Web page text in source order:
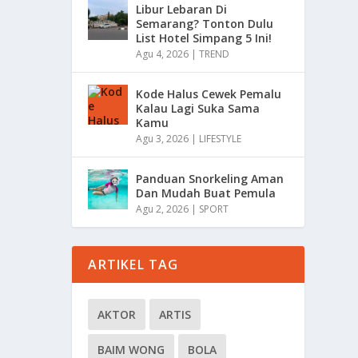
Libur Lebaran Di
Semarang? Tonton Dulu
List Hotel Simpang 5 Ini!
Agu 4, 2026 |TREND
Kode Halus Cewek Pemalu
Kalau Lagi Suka Sama
Kamu
Agu 3, 2026 | LIFESTYLE
Panduan Snorkeling Aman
Dan Mudah Buat Pemula
Agu 2, 2026 | SPORT
ARTIKEL TAG
AKTOR ARTIS
BAIM WONG BOLA